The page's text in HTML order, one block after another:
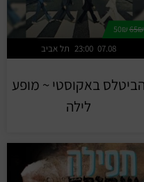
65₪
50₪
תל אביב 23:00 07.08
הביטלס באקוסטי ~ מופע
לילה